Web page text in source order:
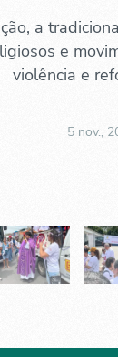
a
e
violência e
5 nov.,